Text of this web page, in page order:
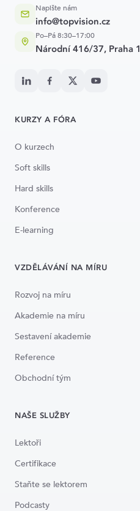
Napište nám
info@topvision.cz
Po–Pá 8:30–17:00
Národní 416/37, Praha 1
KURZY A FÓRA
O kurzech
Soft skills
Hard skills
Konference
E-learning
VZDĚLÁVÁNÍ NA MÍRU
Rozvoj na míru
Akademie na míru
Sestavení akademie
Reference
Obchodní tým
NAŠE SLUŽBY
Lektoři
Certifikace
Staňte se lektorem
Podcasty